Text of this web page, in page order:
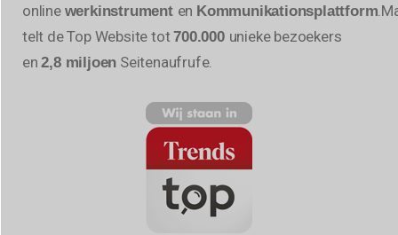
online werkinstrument en Kommunikationsplattform
telt de Top Website tot700.000 unieke bezoekers
en2,8 miljoen Seitenaufrufe.